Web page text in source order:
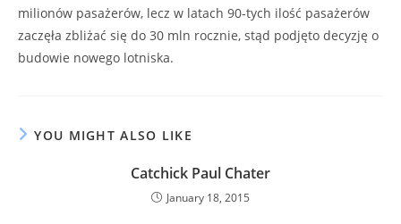
milionów pasażerów, lecz w latach 90-tych ilość pasażerów
zaczęła zbliżać się do 30 mln rocznie, stąd podjęto decyzję o
budowie nowego lotniska.
YOU MIGHT ALSO LIKE
Catchick Paul Chater
January 18, 2015